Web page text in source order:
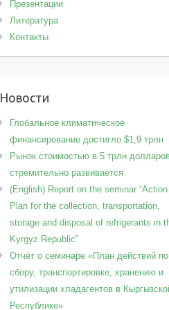
Презентации
Литература
Контакты
Новости
Глобальное климатическое
финансирование достигло $1,9 трлн
Рынок стоимостью в 5 трлн
стремительно развивается
(English) Report on the seminar “Action
Plan for the collection, transportation,
storage and disposal of refrigerants in
Kyrgyz Republic”
Отчёт о семинаре «План действий по
сбору, транспортировке, хранению и
утилизации хладагентов в
Республике»